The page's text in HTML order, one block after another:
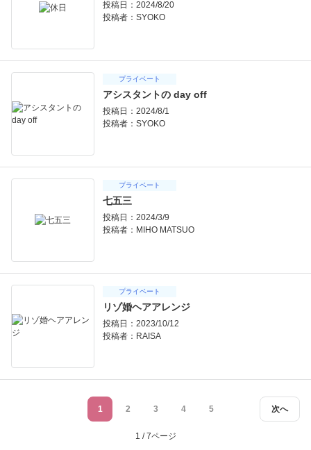
投稿日：2024/8/20
投稿者： SYOKO
プライベート
アシスタントの day off
投稿日：2024/8/1
投稿者： SYOKO
プライベート
七五三
投稿日：2024/3/9
投稿者： MIHO MATSUO
プライベート
リゾ婚ヘアアレンジ
投稿日：2023/10/12
投稿者： RAISA
次へ
1 2 3 4 5
1 / 7ページ